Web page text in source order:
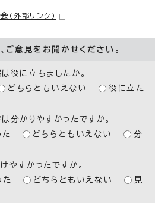
（外部リンク）
ご意見をお聞かせください。
役に立ちましたか。
どちらともいえない
役に立た
分かりやすかったですか。
どちらともいえない
分
やすかったですか。
た
どちらともいえない
見